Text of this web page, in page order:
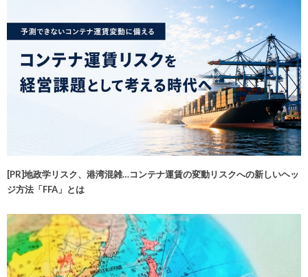
[PR]地政学リスク、港湾混雑…コンテナ運賃の変動リスクへの新しいヘッ
ジ方法「FFA」とは